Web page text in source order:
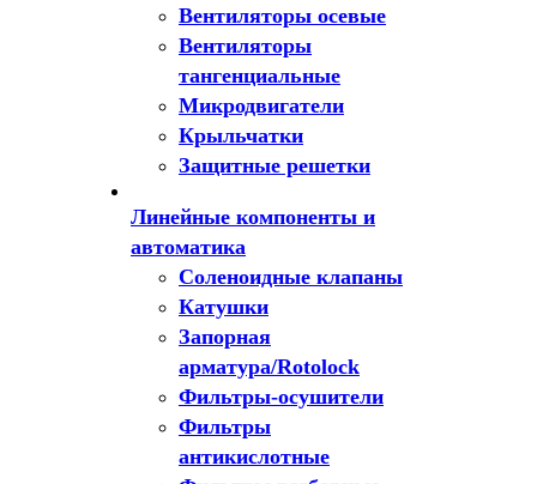
Вентиляторы осевые
Вентиляторы
тангенциальные
Микродвигатели
Крыльчатки
Защитные решетки
Линейные компоненты и
автоматика
Соленоидные клапаны
Катушки
Запорная
арматура/Rotolock
Фильтры-осушители
Фильтры
антикислотные